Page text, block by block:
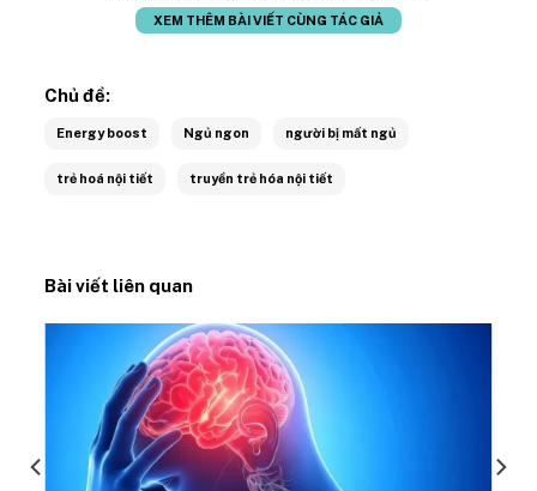
XEM THÊM BÀI VIẾT CÙNG TÁC GIẢ
Chủ đề:
Energy boost Ngủ ngon người bị mất ngủ
trẻ hoá nội tiết truyền trẻ hóa nội tiết
Bài viết liên quan